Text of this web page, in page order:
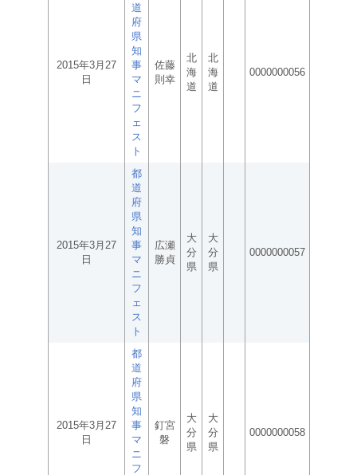
2015年3月27
日
道
府
県
知
事
マ
ニ
フ
ェ
ス
ト
佐藤
則幸
北
海
道
北
海
道
0000000056
2015年3月27
日
都
道
府
県
知
事
マ
ニ
フ
ェ
ス
ト
広瀬
勝貞
大
分
県
大
分
県
0000000057
2015年3月27
日
都
道
府
県
知
事
マ
ニ
フ
釘宮
磐
大
分
県
大
分
県
0000000058